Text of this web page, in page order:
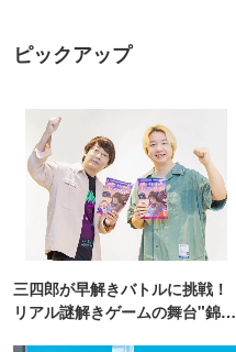
ピックアップ
三四郎が早解きバトルに挑戦！
リアル謎解きゲームの舞台"錦糸